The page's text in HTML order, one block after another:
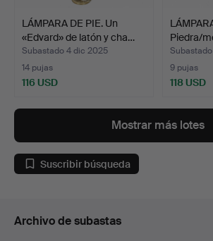
LÁMPARA DE PIE. Un
«Edvard» de latón y cha…
Subastado 4 dic 2025
14 pujas
116 USD
Piedra/
9 pujas
118 USD
Mostrar más lotes
Suscribir búsqueda
Archivo de subastas